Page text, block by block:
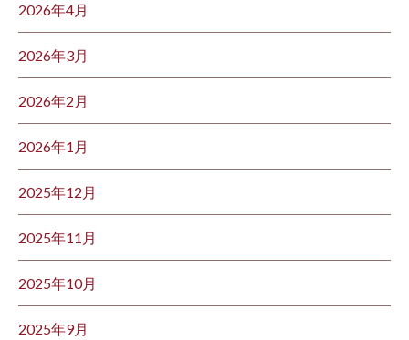
2026年4月
2026年3月
2026年2月
2026年1月
2025年12月
2025年11月
2025年10月
2025年9月